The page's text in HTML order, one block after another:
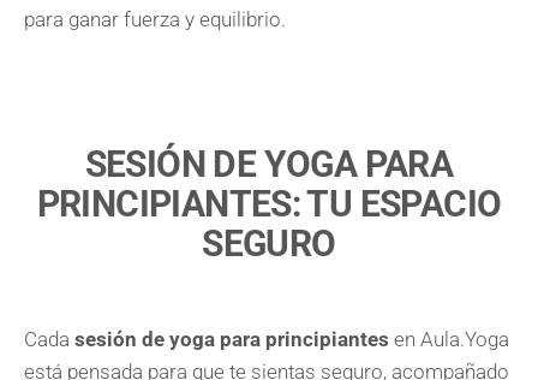
para ganar fuerza y equilibrio.
SESIÓN DE YOGA PARA
PRINCIPIANTES: TU ESPACIO
SEGURO
Cada sesión de yoga para principiantes en Aula.Yoga
está pensada para que te sientas seguro, acompañado